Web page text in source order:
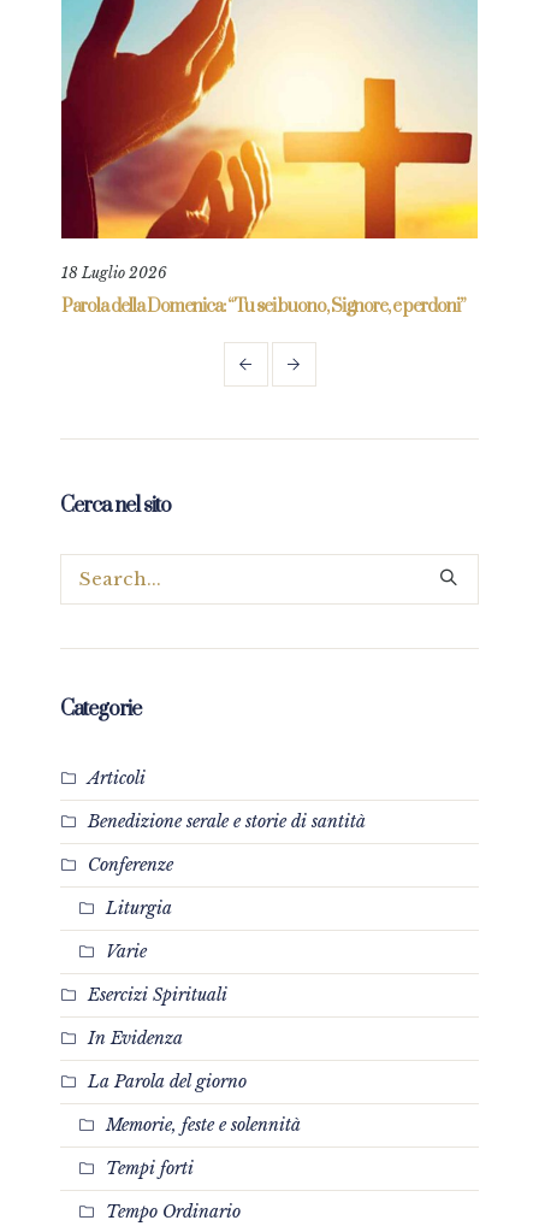
18 Luglio 2026
Parola della Domenica: “Tu sei buono, Signore, e perdoni”
Cerca nel sito
Categorie
Articoli
Benedizione serale e storie di santità
Conferenze
Liturgia
Varie
Esercizi Spirituali
In Evidenza
La Parola del giorno
Memorie, feste e solennità
Tempi forti
Tempo Ordinario